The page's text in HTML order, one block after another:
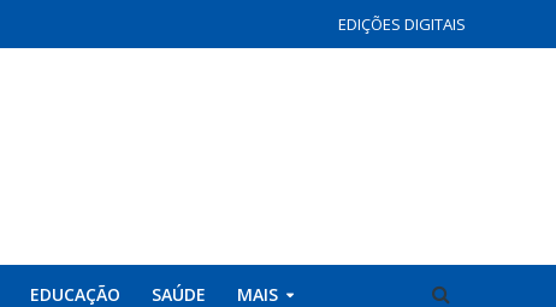
EDIÇÕES DIGITAIS
EDUCAÇÃO SAÚDE MAIS